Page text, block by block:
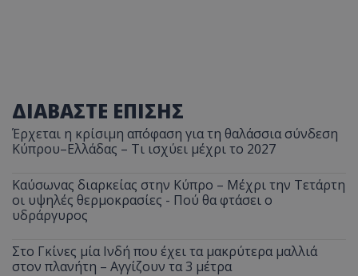
ΔΙΑΒΑΣΤΕ ΕΠΙΣΗΣ
Έρχεται η κρίσιμη απόφαση για τη θαλάσσια σύνδεση
Κύπρου–Ελλάδας – Τι ισχύει μέχρι το 2027
Καύσωνας διαρκείας στην Κύπρο – Μέχρι την Τετάρτη
οι υψηλές θερμοκρασίες - Πού θα φτάσει ο
υδράργυρος
Στο Γκίνες μία Ινδή που έχει τα μακρύτερα μαλλιά
στον πλανήτη – Αγγίζουν τα 3 μέτρα